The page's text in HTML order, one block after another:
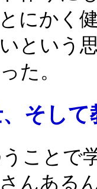
にかく
という
た。
そし
ことで
んある